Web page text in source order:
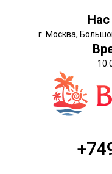
Нас
г. Москва,